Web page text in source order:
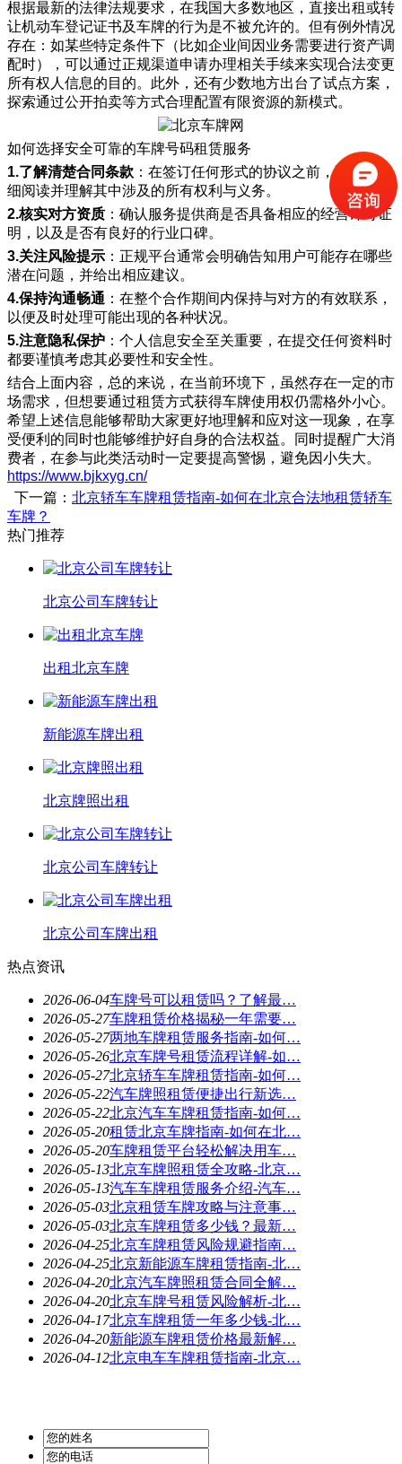
根据最新的法律法规要求，在我国大多数地区，直接出租或转
让机动车登记证书及车牌的行为是不被允许的。但有例外情况
存在：如某些特定条件下（比如企业间因业务需要进行资产调
配时），可以通过正规渠道申请办理相关手续来实现合法变更
所有权人信息的目的。此外，还有少数地方出台了试点方案，
探索通过公开拍卖等方式合理配置有限资源的新模式。
如何选择安全可靠的车牌号码租赁服务
1.了解清楚合同条款 ：在签订任何形式的协议之前，请务必仔
细阅读并理解其中涉及的所有权利与义务。
2.核实对方资质 ：确认服务提供商是否具备相应的经营许可证
明，以及是否有良好的行业口碑。
3.关注风险提示 ：正规平台通常会明确告知用户可能存在哪些
潜在问题，并给出相应建议。
4.保持沟通畅通 ：在整个合作期间内保持与对方的有效联系，
以便及时处理可能出现的各种状况。
5.注意隐私保护 ：个人信息安全至关重要，在提交任何资料时
都要谨慎考虑其必要性和安全性。
结合上面内容，总的来说，在当前环境下，虽然存在一定的市
场需求，但想要通过租赁方式获得车牌使用权仍需格外小心。
希望上述信息能够帮助大家更好地理解和应对这一现象，在享
受便利的同时也能够维护好自身的合法权益。同时提醒广大消
费者，在参与此类活动时一定要提高警惕，避免因小失大。
https://www.bjkxyg.cn/
下一篇： 北京轿车车牌租赁指南-如何在北京合法地租赁轿车
车牌？
热门推荐
北京公司车牌转让
出租北京车牌
新能源车牌出租
北京牌照出租
北京公司车牌转让
北京公司车牌出租
热点资讯
2026-06-04车牌号可以租赁吗？了解最…
2026-05-27车牌租赁价格揭秘一年需要…
2026-05-27两地车牌租赁服务指南-如何…
2026-05-26北京车牌号租赁流程详解-如…
2026-05-27北京轿车车牌租赁指南-如何…
2026-05-22汽车牌照租赁便捷出行新选…
2026-05-22北京汽车车牌租赁指南-如何…
2026-05-20租赁北京车牌指南-如何在北…
2026-05-20车牌租赁平台轻松解决用车…
2026-05-13北京车牌照租赁全攻略-北京…
2026-05-13汽车车牌租赁服务介绍-汽车…
2026-05-03北京租赁车牌攻略与注意事…
2026-05-03北京车牌租赁多少钱？最新…
2026-04-25北京车牌租赁风险规避指南…
2026-04-25北京新能源车牌租赁指南-北…
2026-04-20北京汽车牌照租赁合同全解…
2026-04-20北京车牌号租赁风险解析-北…
2026-04-17北京车牌租赁一年多少钱-北…
2026-04-20新能源车牌租赁价格最新解…
2026-04-12北京电车车牌租赁指南-北京…